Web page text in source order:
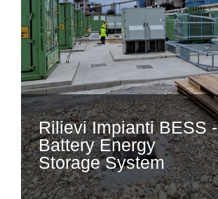
Rilievi Impianti BESS -
Battery Energy
Storage System